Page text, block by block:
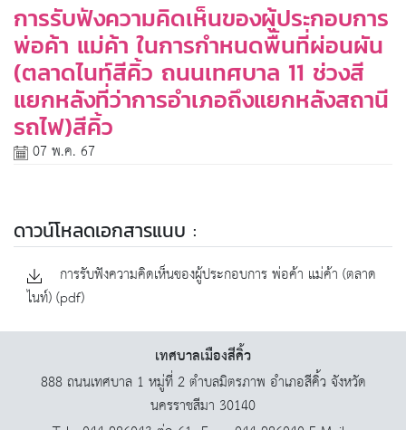
การรับฟังความคิดเห็นของผู้ประกอบการ
พ่อค้า แม่ค้า ในการกำหนดพื้นที่ผ่อนผัน
(ตลาดไนท์สีคิ้ว ถนนเทศบาล 11 ช่วงสี
แยกหลังที่ว่าการอำเภอถึงแยกหลังสถานี
รถไฟ)สีคิ้ว
07 พ.ค. 67
ดาวน์โหลดเอกสารแนบ :
การรับฟังความคิดเห็นของผู้ประกอบการ พ่อค้า แม่ค้า (ตลาด
ไนท์) (pdf)
เทศบาลเมืองสีคิ้ว
888 ถนนเทศบาล 1 หมู่ที่ 2 ตำบลมิตรภาพ อำเภอสีคิ้ว จังหวัด
นครราชสีมา 30140